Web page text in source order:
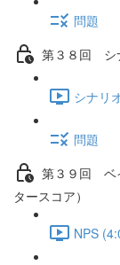
問題
第３８回 シ
シナリ
問題
第３９回 ベ
タースコア）
NPS